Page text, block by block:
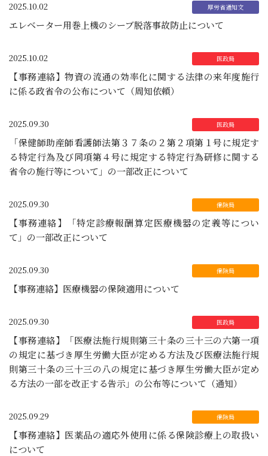
2025.10.02
エレベーター用巻上機のシーブ脱落事故防止について
2025.10.02
【事務連絡】物資の流通の効率化に関する法律の来年度施行
に係る政省令の公布について（周知依頼）
2025.09.30
「保健師助産師看護師法第３７条の２第２項第１号に規定す
る特定行為及び同項第４号に規定する特定行為研修に関する
省令の施行等について」の一部改正について
2025.09.30
【事務連絡】「特定診療報酬算定医療機器の定義等につい
て」の一部改正について
2025.09.30
【事務連絡】医療機器の保険適用について
2025.09.30
【事務連絡】「医療法施行規則第三十条の三十三の六第一項
の規定に基づき厚生労働大臣が定める方法及び医療法施行規
則第三十条の三十三の八の規定に基づき厚生労働大臣が定め
る方法の一部を改正する告示」の公布等について（通知）
2025.09.29
【事務連絡】医薬品の適応外使用に係る保険診療上の取扱い
について